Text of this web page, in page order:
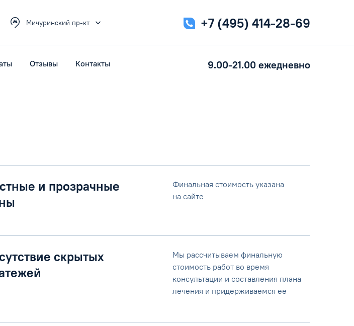
Отзывы Контакты
Мичуринский пр-кт +7 (495) 414-28-69
9.00-21.00 ежедневно
и прозрачные
Финальная стоимость указана
на сайте
скрытых
Мы рассчитываем финальную
стоимость работ во время
консультации и составления плана
лечения и придерживаемся ее